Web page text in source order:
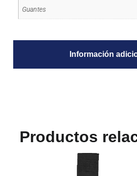
Información
Guantes
Productos